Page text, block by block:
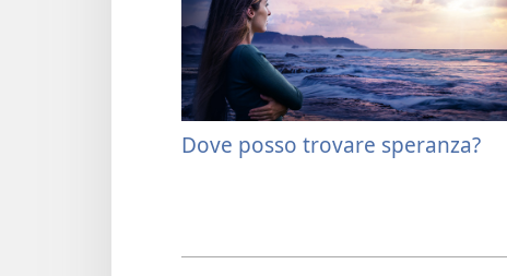
Dove posso trovare speranza?